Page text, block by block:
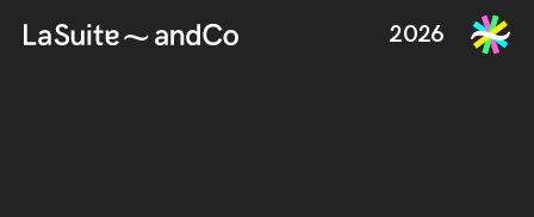
2026